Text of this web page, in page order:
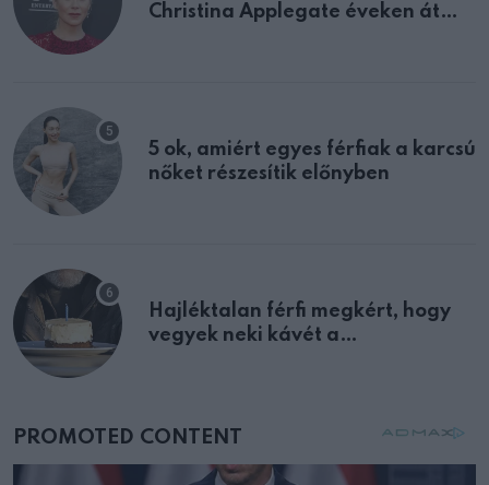
Christina Applegate éveken át
5 ok, amiért egyes férfiak a karcsú
nőket részesítik előnyben
Hajléktalan férfi megkért, hogy
vegyek neki kávét a